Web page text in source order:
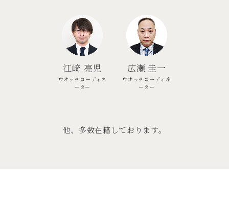
江﨑 亮児
ウオッチコーディネ
ーター
広瀬 圭一
ウオッチコーディネ
ーター
他、多数在籍しております。